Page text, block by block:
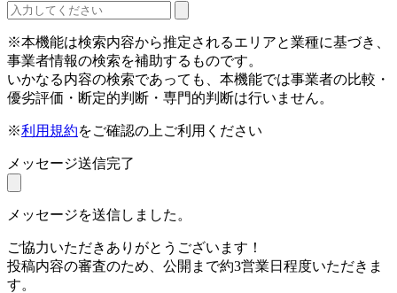
※本機能は検索内容から推定されるエリアと業種に基づき、
事業者情報の検索を補助するものです。
いかなる内容の検索であっても、本機能では事業者の比較・
優劣評価・断定的判断・専門的判断は行いません。
※利用規約をご確認の上ご利用ください
メッセージ送信完了
メッセージを送信しました。
ご協力いただきありがとうございます！
投稿内容の審査のため、公開まで約3営業日程度いただきま
す。